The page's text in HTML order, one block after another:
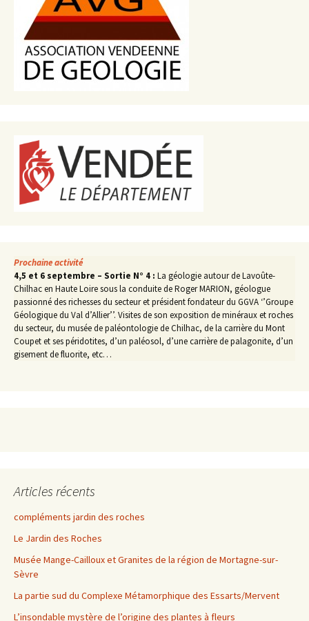
Prochaine activité
4,5 et 6 septembre – Sortie N° 4 : La géologie autour de Lavoûte-
Chilhac en Haute Loire sous la conduite de Roger MARION, géologue
passionné des richesses du secteur et président fondateur du GGVA ‘’Groupe
Géologique du Val d’Allier’’. Visites de son exposition de minéraux et roches
du secteur, du musée de paléontologie de Chilhac, de la carrière du Mont
Coupet et ses péridotites, d’un paléosol, d’une carrière de palagonite, d’un
gisement de fluorite, etc…
Articles récents
compléments jardin des roches
Le Jardin des Roches
Musée Mange-Cailloux et Granites de la région de Mortagne-sur-
Sèvre
La partie sud du Complexe Métamorphique des Essarts/Mervent
L’insondable mystère de l’origine des plantes à fleurs